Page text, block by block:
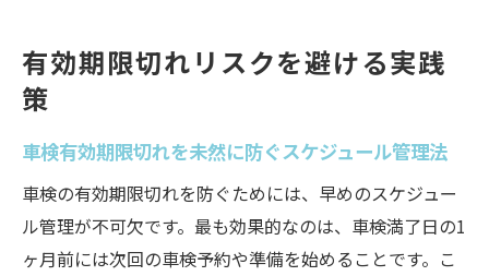
有効期限切れリスクを避ける実践
策
車検有効期限切れを未然に防ぐスケジュール管理法
車検の有効期限切れを防ぐためには、早めのスケジュー
ル管理が不可欠です。最も効果的なのは、車検満了日の1
ヶ月前には次回の車検予約や準備を始めることです。こ